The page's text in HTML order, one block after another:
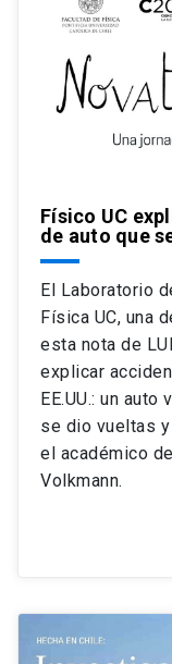
Físico UC
de auto que
El Laboratorio
Física UC, una
esta nota de
explicar
EE.UU.: un
se dio vueltas
el académico
Volkmann.